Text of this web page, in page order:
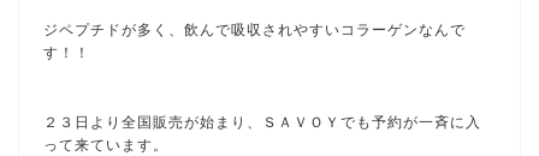
ジペプチドが多く、飲んで吸収されやすいコラーゲンなんで
す！！
２３日より全国販売が始まり、ＳＡＶＯＹでも予約が一斉に入
って来ています。